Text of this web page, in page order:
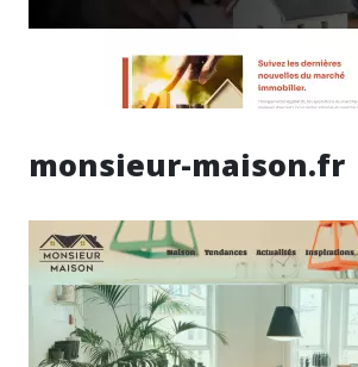
monsieur-maison.fr